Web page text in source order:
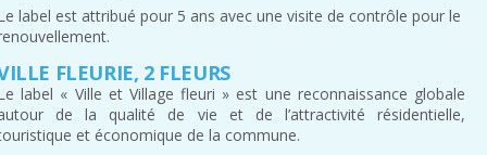
label est attribué pour 5 ans avec une visite de contrôle pour le
FLEURIE, 2 FLEURS
label « Ville et Village fleuri » est une reconnaissance globale
de la qualité de vie et de l’attractivité résidentielle,
et économique de la commune.